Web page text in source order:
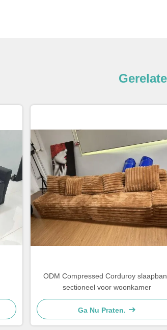
ODM Compressed Corduroy
sectioneel voor woonkamer
Ga Nu Praten.